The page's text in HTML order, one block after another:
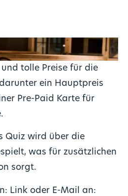
tolle Preise für die
ein Hauptpreis
Pre-Paid Karte für
Quiz wird über die
was für zusätzlichen
sorgt.
Link oder E-Mail an: